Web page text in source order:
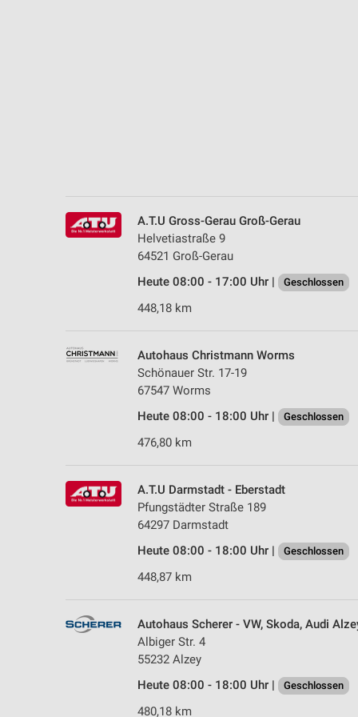
A.T.U Gross-Gerau Groß-Gerau
Helvetiastraße 9
64521 Groß-Gerau
Heute 08:00 - 17:00 Uhr |
Geschlossen
448,18 km
Autohaus Christmann Worms
Schönauer Str. 17-19
67547 Worms
Heute 08:00 - 18:00 Uhr |
Geschlossen
476,80 km
A.T.U Darmstadt - Eberstadt
Pfungstädter Straße 189
64297 Darmstadt
Heute 08:00 - 18:00 Uhr |
Geschlossen
448,87 km
Autohaus Scherer - VW, Skoda, Audi
Albiger Str. 4
55232 Alzey
Heute 08:00 - 18:00 Uhr |
Geschlossen
480,18 km
Nicht-IAB-Verarbeitungszwecke:
Werbung